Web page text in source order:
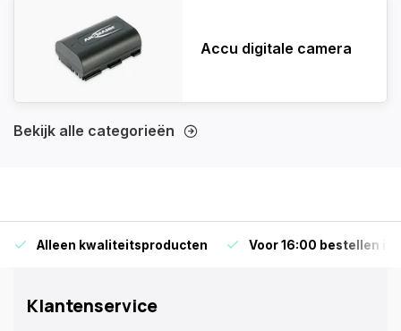
Accu digitale camera
Bekijk alle categorieën
Alleen kwaliteitsproducten Voor 16:00 bestellen is
Klantenservice